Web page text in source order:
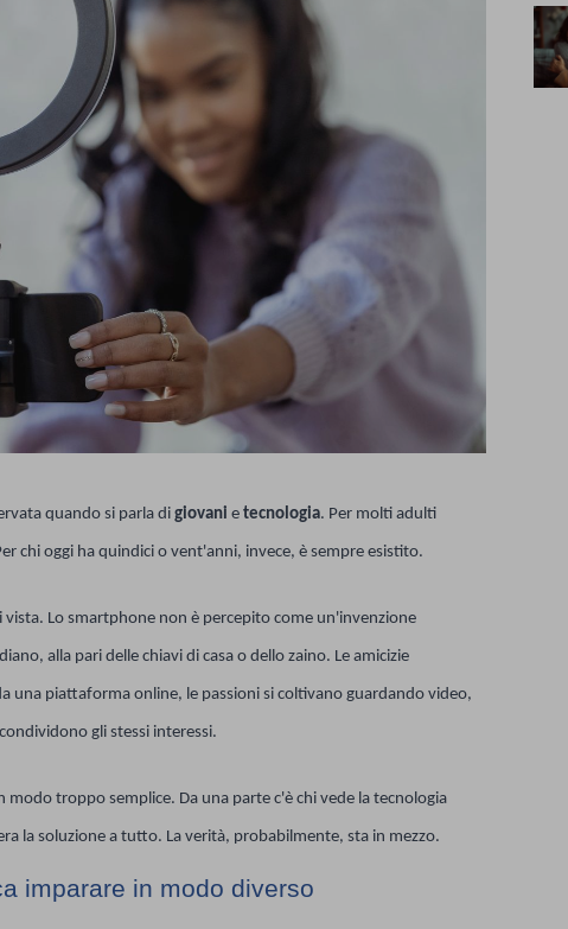
quando si parla di giovani e tecnologia. Per molti adulti
chi oggi ha quindici o vent'anni, invece, è sempre esistito.
Lo smartphone non è percepito come un'invenzione
alla pari delle chiavi di casa o dello zaino. Le amicizie
una piattaforma online, le passioni si coltivano guardando video,
gli stessi interessi.
modo troppo semplice. Da una parte c'è chi vede la tecnologia
la soluzione a tutto. La verità, probabilmente, sta in mezzo.
imparare in modo diverso